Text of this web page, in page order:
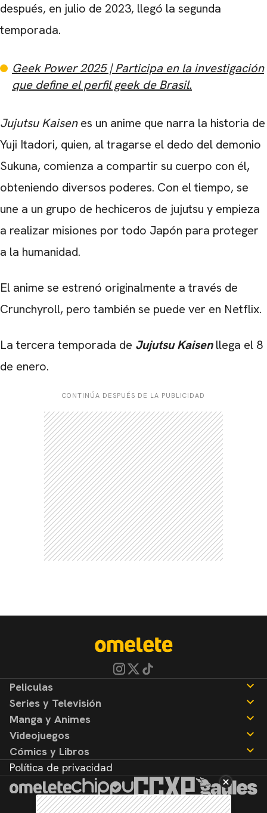
después, en julio de 2023, llegó la segunda
temporada.
Geek Power 2025 | Participa en la investigación
que define el perfil geek de Brasil.
Jujutsu Kaisenes un anime que narra la historia de
Yuji Itadori, quien, al tragarse el dedo del demonio
Sukuna, comienza a compartir su cuerpo con él,
obteniendo diversos poderes. Con el tiempo, se
une a un grupo de hechiceros de jujutsu y empieza
a realizar misiones por todo Japón para proteger
a la humanidad.
El anime se estrenó originalmente a través de
Crunchyroll, pero también se puede ver en Netflix.
La tercera temporada de Jujutsu Kaisenllega el 8
de enero.
CONTINÚA DESPUÉS DE LA PUBLICIDAD
Peliculas
Reseñas
Series y Televisión
Noticias
Reseñas
Manga y Animes
Noticias
Reseñas
Videojuegos
Noticias
Reseñas
Cómics y Libros
Noticias
Reseñas
Política de privacidad